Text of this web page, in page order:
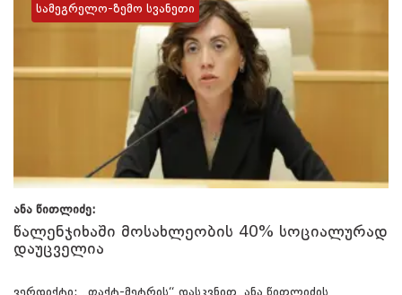
ანა წითლიძე:
წალენჯიხაში მოსახლეობის 40% სოციალურად
დაუცველია
სამეგრელო-ზემო სვანეთი